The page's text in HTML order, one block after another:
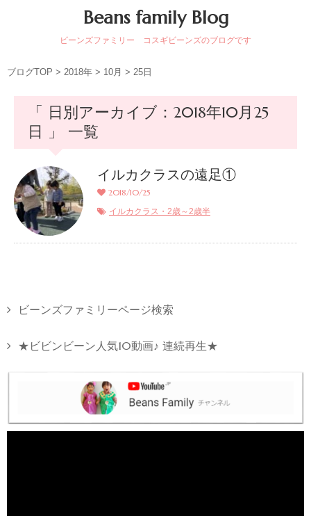
Beans family Blog
ビーンズファミリー コスギビーンズのブログです
ブログTOP > 2018年 > 10月 > 25日
「 日別アーカイブ：2018年10月25
日 」 一覧
イルカクラスの遠足①
2018/10/25
イルカクラス・2歳～2歳半
ビーンズファミリーページ検索
★ビビンビーン人気10動画♪ 連続再生★